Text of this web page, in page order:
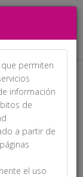
permiten
información
de
a partir de
el uso